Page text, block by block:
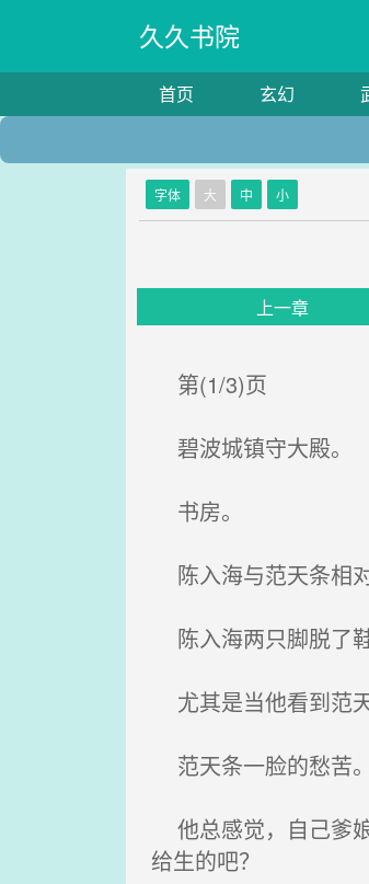
久久书院
首页 玄幻
字体 大 中 小
上一章
第(1/3)页
碧波城镇守大殿。
书房。
陈入海与范天条相对
陈入海两只脚脱了
尤其是当他看到范
范天条一脸的愁苦。
他总感觉，自己爹
给生的吧？